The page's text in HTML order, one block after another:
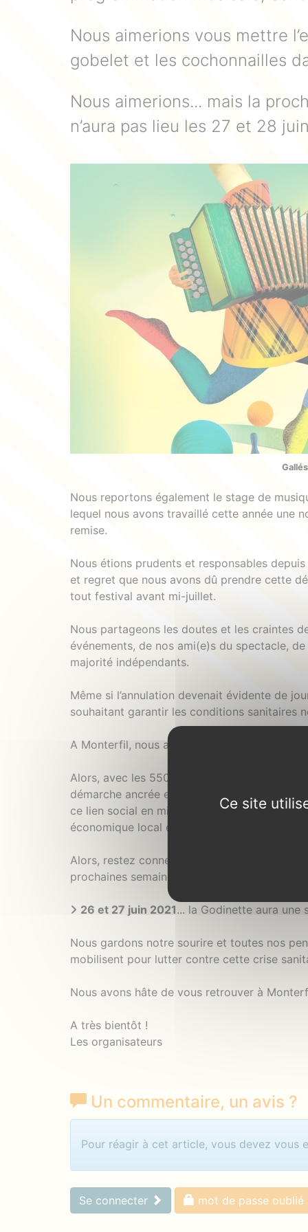
Nous aimerions vous mettre
gobelet et les cochonnailles
Nous aimerions... mais la
n’aura pas lieu les 27 et 28
Nous reportons également le stage de
lequel nous avons travaillé cette année une
remise.
Nous étions prudents et responsables
et regret que nous avons dû prendre cette
tout festival avant mi-juillet.
Nous partageons les doutes et les craintes
événements, de nos ami(e)s du spectacle,
majorité indépendants.
Même si l’annulation devenait évidente de
souhaitant garantir les conditions sanitaires
A Monterfil, nous avons toujours le cœur à
Alors, avec les 550 bénévoles, nous ne
démarche ancrée en nous et dans notre sol
ce lien social en milieu rural, partager et
économique local et contribuer à notre
Alors, restez connectés, nous partagerons
prochaines semaines et dès à présent
26 et 27 juin 2021... la Godinette aura une
Nous gardons notre sourire et toutes nos
mobilisent pour lutter contre cette crise
Nous avons hâte de vous retrouver à
A très bientôt !
Les organisateurs
Un commentaire, un avis ?
Identifiez-vous pour
Pour réagir à cet article, vous devez vous
Se connecter mot de passe oublié
Ce site